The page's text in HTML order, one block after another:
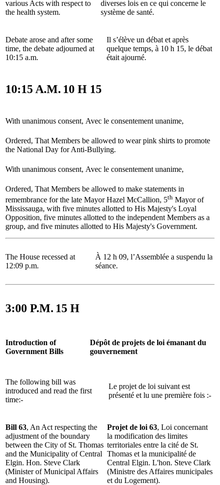
various Acts with respect to
the health system.
diverses lois en ce qui concerne le
système de santé.
Debate arose and after some
time, the debate adjourned at
10:15 a.m.
Il s’élève un débat et après
quelque temps, à 10 h 15, le débat
était ajourné.
10:15 A.M. 10 H 15
With unanimous consent, Avec le consentement unanime,
Ordered, That Members be allowed to wear pink shirts to promote
the National Day for Anti-Bullying.
With unanimous consent, Avec le consentement unanime,
Ordered, That Members be allowed to make statements in
remembrance for the late Mayor Hazel McCallion, 5th Mayor of
Mississauga, with five minutes allotted to His Majesty's Loyal
Opposition, five minutes allotted to the independent Members as a
group, and five minutes allotted to His Majesty's Government.
The House recessed at
12:09 p.m.
À 12 h 09, l’Assemblée a suspendu la
séance.
3:00 P.M. 15 H
Introduction of
Government Bills
Dépôt de projets de loi émanant du
gouvernement
The following bill was
introduced and read the first
time:-
Le projet de loi suivant est
présenté et lu une première fois :-
Bill 63, An Act respecting the
adjustment of the boundary
between the City of St. Thomas
and the Municipality of Central
Elgin. Hon. Steve Clark
(Minister of Municipal Affairs
and Housing).
Projet de loi 63, Loi concernant
la modification des limites
territoriales entre la cité de St.
Thomas et la municipalité de
Central Elgin. L'hon. Steve Clark
(Ministre des Affaires municipales
et du Logement).